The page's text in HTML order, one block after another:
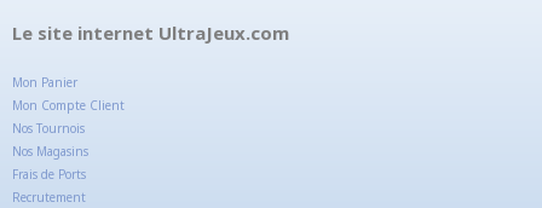
Le site internet UltraJeux.com
Mon Panier
Mon Compte Client
Nos Tournois
Nos Magasins
Frais de Ports
Recrutement